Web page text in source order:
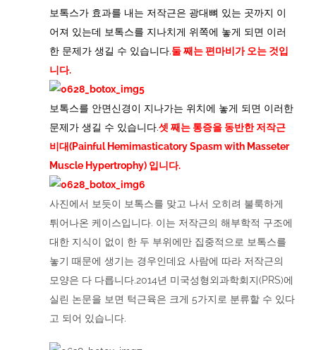
보톡스가 효과를 내는 저작근은 광대뼈 있는 곳까지 이
어져 있는데 보톡스를 지나치게 위쪽에 놓게 되면 이러
한 문제가 생길 수 있습니다.둘 째는 편마비가 오는 것입
니다.
보톡스를 안면신경이 지나가는 위치에 놓게 되면 이러한
문제가 생길 수 있습니다.셋 째는 통증을 동반한 저작근
비대(Painful Hemimasticatory Spasm with Masseter
Muscle Hypertrophy) 입니다.
사진에서 보듯이 보톡스를 맞고 나서 오히려 불룩하게
튀어나온 케이스입니다. 이는 저작근의 해부학적 구조에
대한 지식이 없이 한 두 부위에만 집중적으로 보톡스를
놓기 때문에 생기는 경우인데요 사람에 따라 저작근의
모양은 다 다릅니다.2014년 미국성형외과학회지(PRS)에
실린 논문을 보면 턱근육은 크게 5가지로 분류할 수 있다
고 되어 있습니다.